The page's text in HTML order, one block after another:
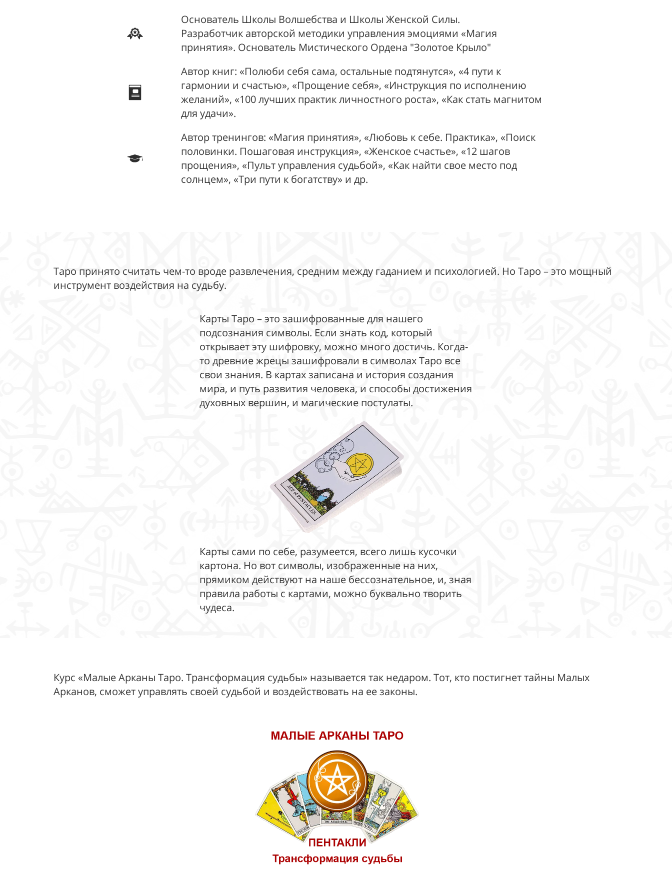
Основатель Школы Волшебства и Школы Женской Силы.
Разработчик авторской методики управления эмоциями «Магия
принятия». Основатель Мистического Ордена "Золотое Крыло"
Автор книг: «Полюби себя сама, остальные подтянутся», «4 пути к
гармонии и счастью», «Прощение себя», «Инструкция по исполнению
желаний», «100 лучших практик личностного роста», «Как стать магнитом
для удачи».
Автор тренингов: «Магия принятия», «Любовь к себе. Практика», «Поиск
половинки. Пошаговая инструкция», «Женское счастье», «12 шагов
прощения», «Пульт управления судьбой», «Как найти свое место под
солнцем», «Три пути к богатству» и др.
Таро принято считать чем-то вроде развлечения, средним между гаданием и психологией. Но Таро – это мощный
инструмент воздействия на судьбу.
Карты Таро – это зашифрованные для нашего
подсознания символы. Если знать код, который
открывает эту шифровку, можно много достичь. Когда-
то древние жрецы зашифровали в символах Таро все
свои знания. В картах записана и история создания
мира, и путь развития человека, и способы достижения
духовных вершин, и магические постулаты.
Карты сами по себе, разумеется, всего лишь кусочки
картона. Но вот символы, изображенные на них,
прямиком действуют на наше бессознательное, и, зная
правила работы с картами, можно буквально творить
чудеса.
Курс «Малые Арканы Таро. Трансформация судьбы» называется так недаром. Тот, кто постигнет тайны Малых
Арканов, сможет управлять своей судьбой и воздействовать на ее законы.